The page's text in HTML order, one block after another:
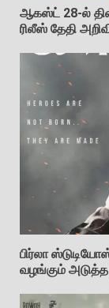
ஆகஸ்ட் 28-ல்
ரிலீஸ் தேதி
பிர்லா
வழங்கும்